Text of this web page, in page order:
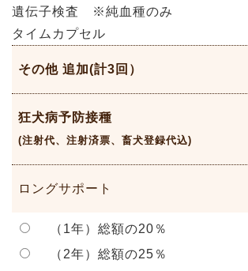
遺伝子検査 ※純血種のみ
タイムカプセル
その他 追加(計3回）
狂犬病予防接種
(注射代、注射済票、畜犬登録代込)
ロングサポート
（1年）総額の20％
（2年）総額の25％